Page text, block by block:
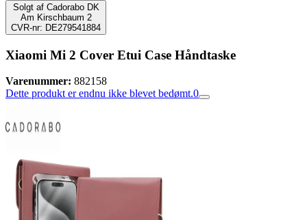
Solgt af Cadorabo DK
Am Kirschbaum 2
CVR-nr: DE279541884
Xiaomi Mi 2 Cover Etui Case Håndtaske
Varenummer: 882158
Dette produkt er endnu ikke blevet bedømt.0